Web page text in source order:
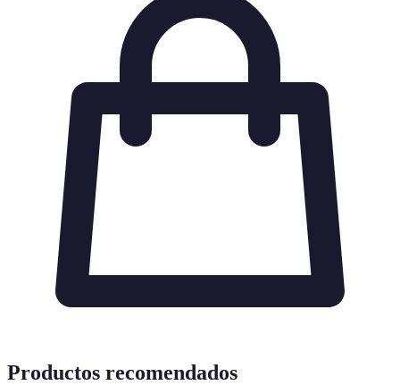
Productos recomendados